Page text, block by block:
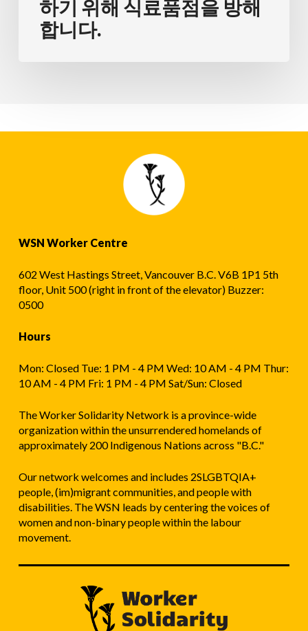
해
식
료
품
점
방
합
니
다.
하기 위해 식료품점을 방해
합니다.
WSN Worker Centre
602 West Hastings Street, Vancouver B.C. V6B 1P1 5th
floor, Unit 500 (right in front of the elevator) Buzzer:
0500
Hours
Mon: Closed Tue: 1 PM - 4 PM Wed: 10 AM - 4 PM Thur:
10 AM - 4 PM Fri: 1 PM - 4 PM Sat/Sun: Closed
The Worker Solidarity Network is a province-wide
organization within the unsurrendered homelands of
approximately 200 Indigenous Nations across "B.C."
Our network welcomes and includes 2SLGBTQIA+
people, (im)migrant communities, and people with
disabilities. The WSN leads by centering the voices of
women and non-binary people within the labour
movement.